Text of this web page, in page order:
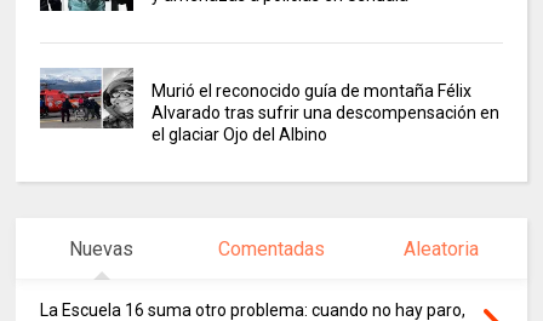
Murió el reconocido guía de montaña Félix
Alvarado tras sufrir una descompensación en
el glaciar Ojo del Albino
Nuevas Comentadas Aleatoria
La Escuela 16 suma otro problema: cuando no hay paro,